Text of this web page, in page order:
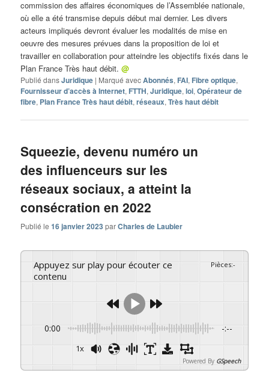
commission des affaires économiques de l’Assemblée nationale,
où elle a été transmise depuis début mai dernier. Les divers
acteurs impliqués devront évaluer les modalités de mise en
oeuvre des mesures prévues dans la proposition de loi et
travailler en collaboration pour atteindre les objectifs fixés dans le
Plan France Très haut débit.@
Publié dansJuridique | Marqué avecAbonnés, FAI, Fibre optique,
Fournisseur d’accès à Internet, FTTH,Juridique,loi,Opérateur de
fibre, Plan France Très haut débit,réseaux,Très haut débit
Squeezie, devenu numéro un
des influenceurs sur les
réseaux sociaux, a atteint la
consécration en 2022
Publié le16 janvier 2023 parCharles de Laubier
Appuyez sur play pour écouter ce
contenu
Pièces:-
0:00 -:--
1x
Powered By GSpeech